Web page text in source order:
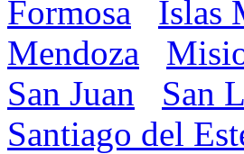
Formosa
Islas
Mendoza
San Juan
San
Santiago del